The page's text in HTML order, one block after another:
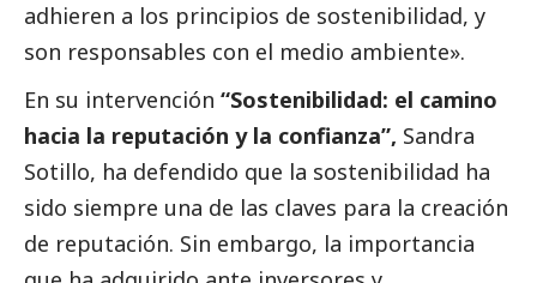
adhieren a los principios de sostenibilidad, y
son responsables con el medio ambiente».
En su intervención “Sostenibilidad: el camino
hacia la reputación y la confianza”, Sandra
Sotillo, ha defendido que la sostenibilidad ha
sido siempre una de las claves para la creación
de reputación. Sin embargo, la importancia